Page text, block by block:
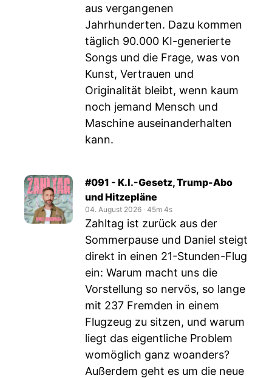
aus vergangenen
Jahrhunderten. Dazu kommen
täglich 90.000 KI-generierte
Songs und die Frage, was von
Kunst, Vertrauen und
Originalität bleibt, wenn kaum
noch jemand Mensch und
Maschine auseinanderhalten
kann.
#091 - K.I.-Gesetz, Trump-Abo
und Hitzepläne
04. August 2026 ‧ 45m 4s
Zahltag ist zurück aus der
Sommerpause und Daniel steigt
direkt in einen 21-Stunden-Flug
ein: Warum macht uns die
Vorstellung so nervös, so lange
mit 237 Fremden in einem
Flugzeug zu sitzen, und warum
liegt das eigentliche Problem
womöglich ganz woanders?
Außerdem geht es um die neue